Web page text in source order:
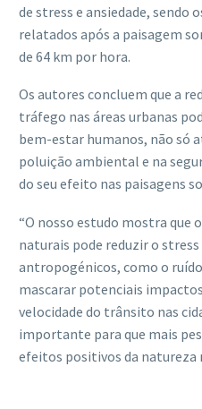
de stress e ansiedade, sendo
relatados após a paisagem
de 64 km por hora.
Os autores concluem que a
tráfego nas áreas urbanas
bem-estar humanos, não só
poluição ambiental e na
do seu efeito nas paisagens
“O nosso estudo mostra que
naturais pode reduzir o stress
antropogénicos, como o
mascarar potenciais
velocidade do trânsito nas
importante para que mais
efeitos positivos da natureza